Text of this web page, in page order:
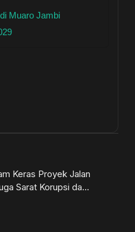
Muaro Jambi
Keras Proyek Jalan
Sarat Korupsi da...